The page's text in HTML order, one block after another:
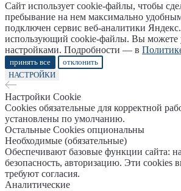
Сайт использует cookie-файлы, чтобы
пребывание на нем максимально
подключен сервис веб-аналитики
использующий cookie-файлы. Вы можете
настройками. Подробности — в
принять все
отклонить
НАСТРОЙКИ
Настройки Cookie
Cookies обязательные для корректной
установлены по умолчанию.
Остальные Cookies опциональны
Необходимые (обязательные)
Обеспечивают базовые функции сайта:
безопасность, авторизацию. Эти cookies
требуют согласия.
Аналитические